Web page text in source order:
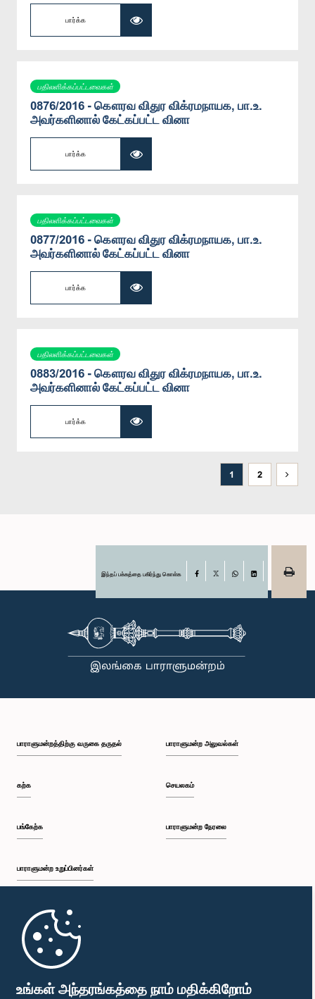
உங்கள் அந்தரங்கத்தை நாம் மதிக்கிறோம்
பார்க்க
பதிலளிக்கப்பட்டவைகள்
0876/2016 - கௌரவ விதுர விக்ரமநாயக, பா.உ.
அவர்களினால் கேட்கப்பட்ட வினா
பார்க்க
பதிலளிக்கப்பட்டவைகள்
0877/2016 - கௌரவ விதுர விக்ரமநாயக, பா.உ.
அவர்களினால் கேட்கப்பட்ட வினா
பார்க்க
பதிலளிக்கப்பட்டவைகள்
0883/2016 - கௌரவ விதுர விக்ரமநாயக, பா.உ.
அவர்களினால் கேட்கப்பட்ட வினா
பார்க்க
1 2
இந்தப் பக்கத்தை பகிர்ந்து கொள்க Facebook
பாராளுமன்றத்திற்கு வருகை தருதல்
கற்க
பங்கேற்க
பாராளுமன்ற உறுப்பினர்கள்
முதற்பக்கம்
பாராளுமன்ற அலுவல்கள்
செயலகம்
பாராளுமன்ற நேரலை
பாராளுமன்ற கையடக்க செயலி